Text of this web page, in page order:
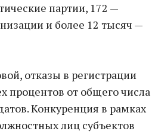
партии, 172 —
и более 12 тысяч —
отказы в регистрации
процентов от общего числа
Конкуренция в рамках
лиц субъектов